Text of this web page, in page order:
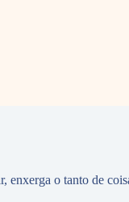
enxerga o tanto de